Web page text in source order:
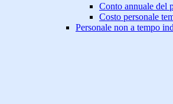
Conto annuale del
Costo personale
Personale non a tempo